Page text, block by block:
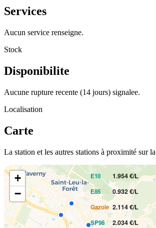
Services
Aucun service renseigne.
Stock
Disponibilite
Aucune rupture recente (14 jours) signalee.
Localisation
Carte
La station et les autres stations à proximité sur
PRIX AU LITRE
E10 1.954 €/L
E85 0.932 €/L
Gazole 2.114 €/L
SP98 2.034 €/L
+
−